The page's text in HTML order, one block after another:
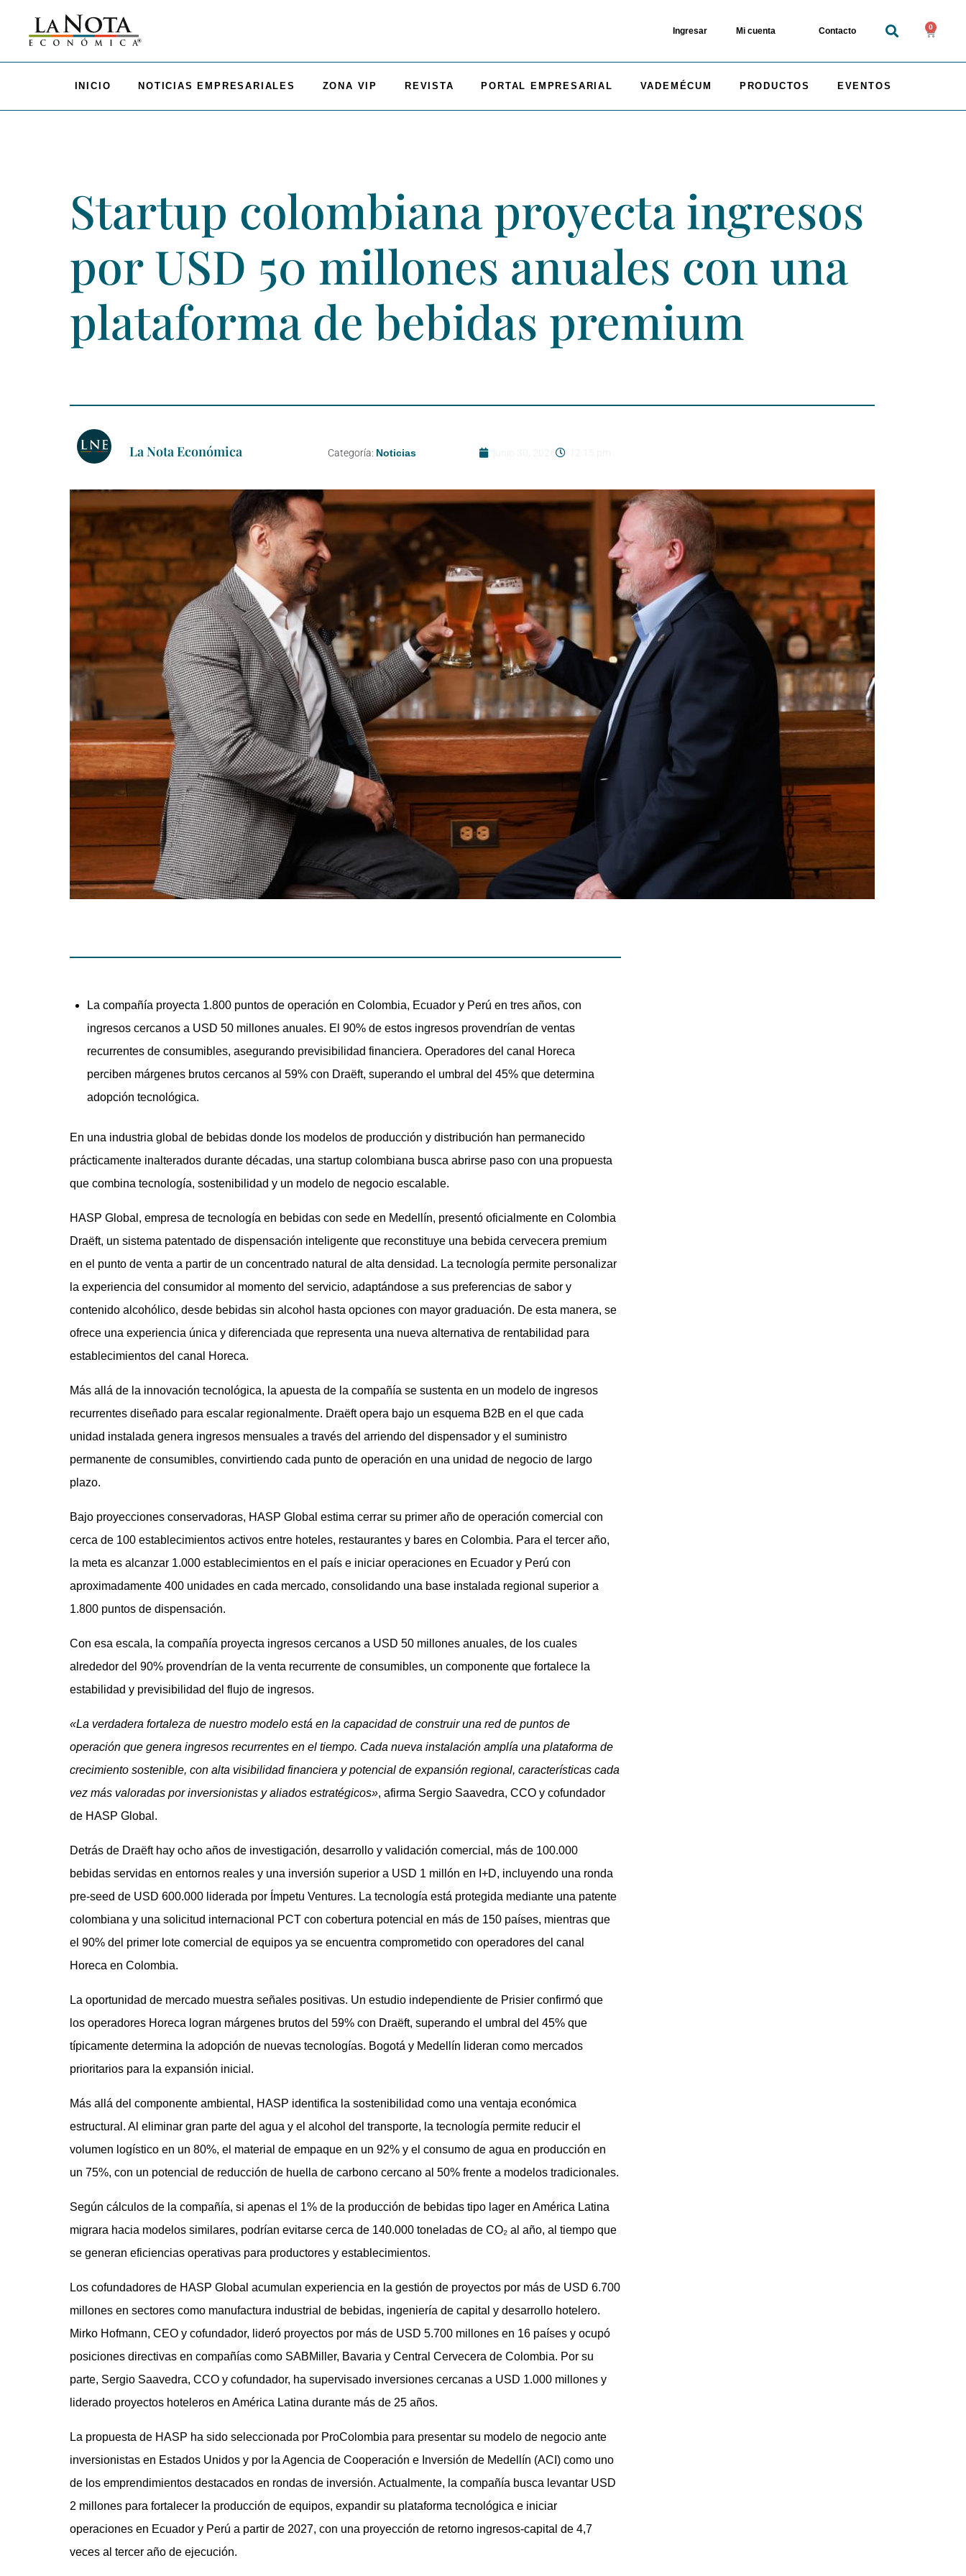
Ingresar Mi cuenta Contacto 0
INICIO NOTICIAS EMPRESARIALES ZONA VIP REVISTA PORTAL EMPRESARIAL VADEMÉCUM PRODUCTOS EVENTOS
Startup colombiana proyecta ingresos
por USD 50 millones anuales con una
plataforma de bebidas premium
La Nota Económica Categoría: Noticias
La compañía proyecta 1.800 puntos de operación en Colombia, Ecuador y Perú en tres años, con
ingresos cercanos a USD 50 millones anuales. El 90% de estos ingresos provendrían de ventas
recurrentes de consumibles, asegurando previsibilidad financiera. Operadores del canal Horeca
perciben márgenes brutos cercanos al 59% con Draëft, superando el umbral del 45% que determina
adopción tecnológica.
En una industria global de bebidas donde los modelos de producción y distribución han permanecido
prácticamente inalterados durante décadas, una startup colombiana busca abrirse paso con una propuesta
que combina tecnología, sostenibilidad y un modelo de negocio escalable.
HASP Global, empresa de tecnología en bebidas con sede en Medellín, presentó oficialmente en Colombia
Draëft, un sistema patentado de dispensación inteligente que reconstituye una bebida cervecera premium
en el punto de venta a partir de un concentrado natural de alta densidad. La tecnología permite personalizar
la experiencia del consumidor al momento del servicio, adaptándose a sus preferencias de sabor y
contenido alcohólico, desde bebidas sin alcohol hasta opciones con mayor graduación. De esta manera, se
ofrece una experiencia única y diferenciada que representa una nueva alternativa de rentabilidad para
establecimientos del canal Horeca.
Más allá de la innovación tecnológica, la apuesta de la compañía se sustenta en un modelo de ingresos
recurrentes diseñado para escalar regionalmente. Draëft opera bajo un esquema B2B en el que cada
unidad instalada genera ingresos mensuales a través del arriendo del dispensador y el suministro
permanente de consumibles, convirtiendo cada punto de operación en una unidad de negocio de largo
plazo.
Bajo proyecciones conservadoras, HASP Global estima cerrar su primer año de operación comercial con
cerca de 100 establecimientos activos entre hoteles, restaurantes y bares en Colombia. Para el tercer año,
la meta es alcanzar 1.000 establecimientos en el país e iniciar operaciones en Ecuador y Perú con
aproximadamente 400 unidades en cada mercado, consolidando una base instalada regional superior a
1.800 puntos de dispensación.
Con esa escala, la compañía proyecta ingresos cercanos a USD 50 millones anuales, de los cuales
alrededor del 90% provendrían de la venta recurrente de consumibles, un componente que fortalece la
estabilidad y previsibilidad del flujo de ingresos.
«La verdadera fortaleza de nuestro modelo está en la capacidad de construir una red de puntos de
operación que genera ingresos recurrentes en el tiempo. Cada nueva instalación amplía una plataforma de
crecimiento sostenible, con alta visibilidad financiera y potencial de expansión regional, características cada
vez más valoradas por inversionistas y aliados estratégicos», afirma Sergio Saavedra, CCO y cofundador
de HASP Global.
Detrás de Draëft hay ocho años de investigación, desarrollo y validación comercial, más de 100.000
bebidas servidas en entornos reales y una inversión superior a USD 1 millón en I+D, incluyendo una ronda
pre-seed de USD 600.000 liderada por Ímpetu Ventures. La tecnología está protegida mediante una patente
colombiana y una solicitud internacional PCT con cobertura potencial en más de 150 países, mientras que
el 90% del primer lote comercial de equipos ya se encuentra comprometido con operadores del canal
Horeca en Colombia.
La oportunidad de mercado muestra señales positivas. Un estudio independiente de Prisier confirmó que
los operadores Horeca logran márgenes brutos del 59% con Draëft, superando el umbral del 45% que
típicamente determina la adopción de nuevas tecnologías. Bogotá y Medellín lideran como mercados
prioritarios para la expansión inicial.
Más allá del componente ambiental, HASP identifica la sostenibilidad como una ventaja económica
estructural. Al eliminar gran parte del agua y el alcohol del transporte, la tecnología permite reducir el
volumen logístico en un 80%, el material de empaque en un 92% y el consumo de agua en producción en
un 75%, con un potencial de reducción de huella de carbono cercano al 50% frente a modelos tradicionales.
Según cálculos de la compañía, si apenas el 1% de la producción de bebidas tipo lager en América Latina
migrara hacia modelos similares, podrían evitarse cerca de 140.000 toneladas de CO₂ al año, al tiempo que
se generan eficiencias operativas para productores y establecimientos.
Los cofundadores de HASP Global acumulan experiencia en la gestión de proyectos por más de USD 6.700
millones en sectores como manufactura industrial de bebidas, ingeniería de capital y desarrollo hotelero.
Mirko Hofmann, CEO y cofundador, lideró proyectos por más de USD 5.700 millones en 16 países y ocupó
posiciones directivas en compañías como SABMiller, Bavaria y Central Cervecera de Colombia. Por su
parte, Sergio Saavedra, CCO y cofundador, ha supervisado inversiones cercanas a USD 1.000 millones y
liderado proyectos hoteleros en América Latina durante más de 25 años.
La propuesta de HASP ha sido seleccionada por ProColombia para presentar su modelo de negocio ante
inversionistas en Estados Unidos y por la Agencia de Cooperación e Inversión de Medellín (ACI) como uno
de los emprendimientos destacados en rondas de inversión. Actualmente, la compañía busca levantar USD
2 millones para fortalecer la producción de equipos, expandir su plataforma tecnológica e iniciar
operaciones en Ecuador y Perú a partir de 2027, con una proyección de retorno ingresos-capital de 4,7
veces al tercer año de ejecución.